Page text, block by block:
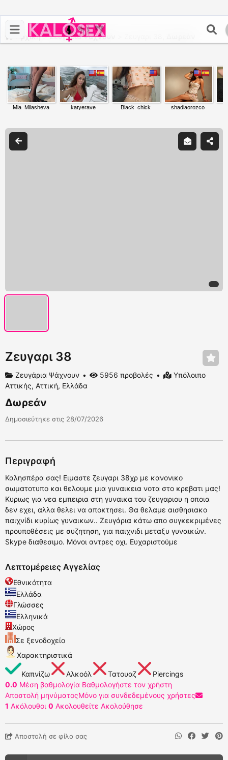
Αρχική >Ζευγάρια Ψάχνουν
Ζευγαρι 38
Ζευγάρια Ψάχνουν 5956 προβολές
Υπόλοιπο
Αττικής, Αττική, Ελλάδα
Δωρεάν
Δημοσιεύτηκε στις 28/07/2026
Περιγραφή
Καλησπέρα σας! Ειμαστε ζευγαρι 38χρ με κανονικο
σωματοτυπο και θελουμε μια γυναικεια νοτα στο κρεβατι μας!
Κυριως για νεα εμπειρια στη γυναικα του ζευγαριου η οποια
δεν εχει, αλλα θελει να αποκτησει. Θα θελαμε αισθησιακο
παιχνίδι κυρίως γυναικων.. Ζευγάρια κάτω απο συγκεκριμένες
προυποθέσεις με συζητηση, για παιχνιδι μεταξυ γυναικών.
Skype διαθεσιμο. Μόνοι αντρες οχι. Ευχαριστούμε
Λεπτομέρειες Αγγελίας
Εθνικότητα
Ελλάδα
Γλώσσες
Ελληνικά
Χώρος
Σε ξενοδοχείο
Χαρακτηριστικά
Καπνίζω Αλκοόλ Τατουαζ
Piercings
0.0 Μέση βαθμολογία Βαθμολογήστε τον χρήστη
Αποστολή μηνύματοςΜόνο για συνδεδεμένους χρήστες
1 Ακόλουθοι 0 Ακολουθείτε Ακολούθησε
Αποστολή σε φίλο σας